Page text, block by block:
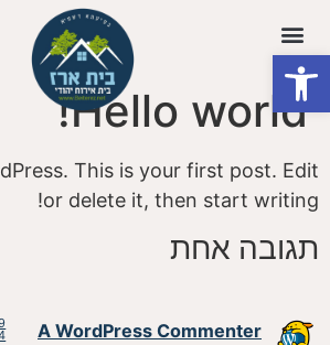
פתח סרגל נגישות
Hello world!
This is your first post. Edit
or delete it, then start writing!
תגובה אחת
A WordPress Commenter